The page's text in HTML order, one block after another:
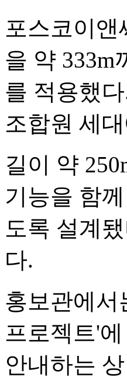
포스코이앤
을 약 333m
를 적용했
조합원 세
길이 약
기능을 함
도록 설계
다.
홍보관에서
프로젝트'
안내하는